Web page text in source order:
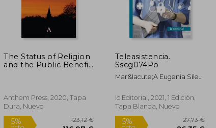
The Status of Religion
and the Public Benefit
Anthem Press, 2020, Tapa
Dura, Nuevo
Teleasistencia.
Sscg074Po
Mar&Iacute;A Eugenia Siles
Ic Editorial, 2021, 1 Edición,
Tapa Blanda, Nuevo